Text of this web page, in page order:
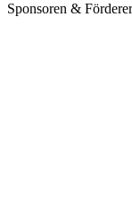
Sponsoren & Förderer